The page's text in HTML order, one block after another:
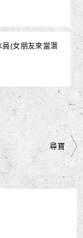
(女朋友來當潛
尋寶